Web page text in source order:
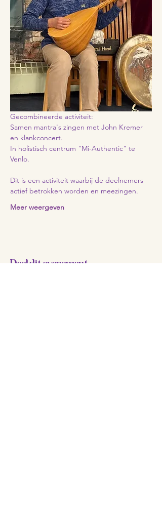
Gecombineerde activiteit:
Samen mantra's zingen met John Kremer
en klankconcert.
In holistisch centrum "Mi-Authentic" te
Venlo.
Dit is een activiteit waarbij de deelnemers
actief betrokken worden en meezingen.
Meer weergeven
Deel dit evenement